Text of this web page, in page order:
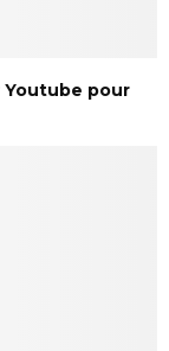
Youtube pour